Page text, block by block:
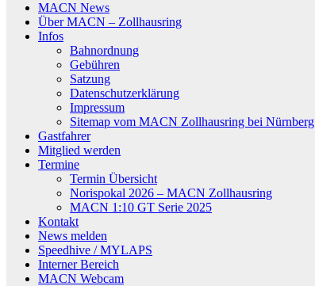
MACN News
Über MACN – Zollhausring
Infos
Bahnordnung
Gebühren
Satzung
Datenschutzerklärung
Impressum
Sitemap vom MACN Zollhausring bei Nürnberg
Gastfahrer
Mitglied werden
Termine
Termin Übersicht
Norispokal 2026 – MACN Zollhausring
MACN 1:10 GT Serie 2025
Kontakt
News melden
Speedhive / MYLAPS
Interner Bereich
MACN Webcam